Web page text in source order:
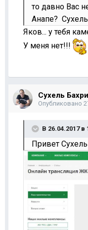
то давно Вас
Анапе?
Яков... у тебя
У меня нет!!!
Сухель Бахри
Опубликовано
В 26.04.2017 в
Привет